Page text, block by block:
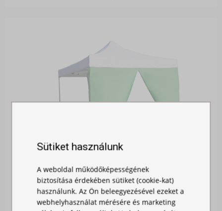
OLDALFAL 2M - AJTÓVAL
Raktáron
Sütiket használunk
A weboldal működőképességének
biztosítása érdekében sütiket (cookie-kat)
használunk. Az Ön beleegyezésével ezeket a
webhelyhasználat mérésére és marketing